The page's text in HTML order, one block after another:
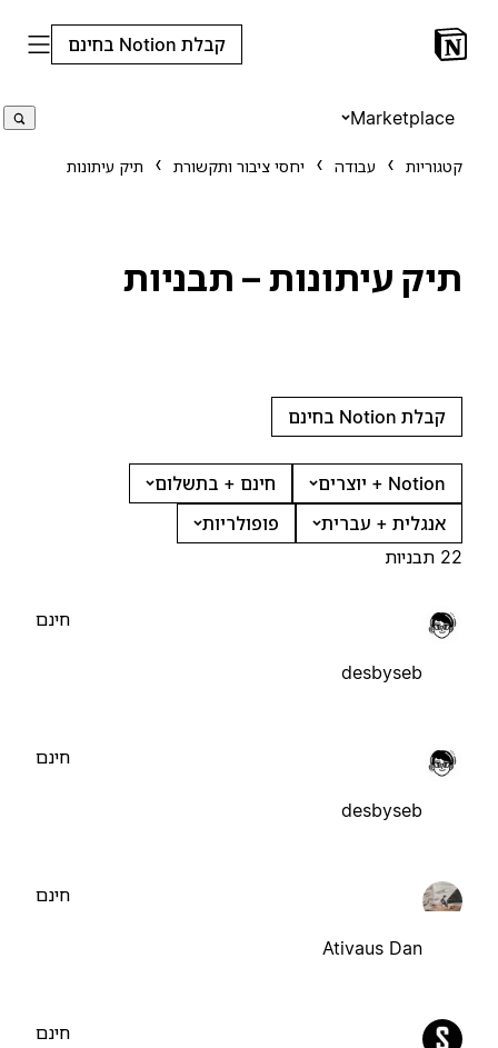
קבלת Notion בחינם
Marketplace
קטגוריות עבודה יחסי ציבור ותקשורת תיק עיתונות
תיק עיתונות – תבניות
קבלת Notion בחינם
Notion + יוצרים
חינם + בתשלום
אנגלית + עברית
פופולריות
22 תבניות
desbyseb
חינם
desbyseb
חינם
Ativaus Dan
חינם
חינם